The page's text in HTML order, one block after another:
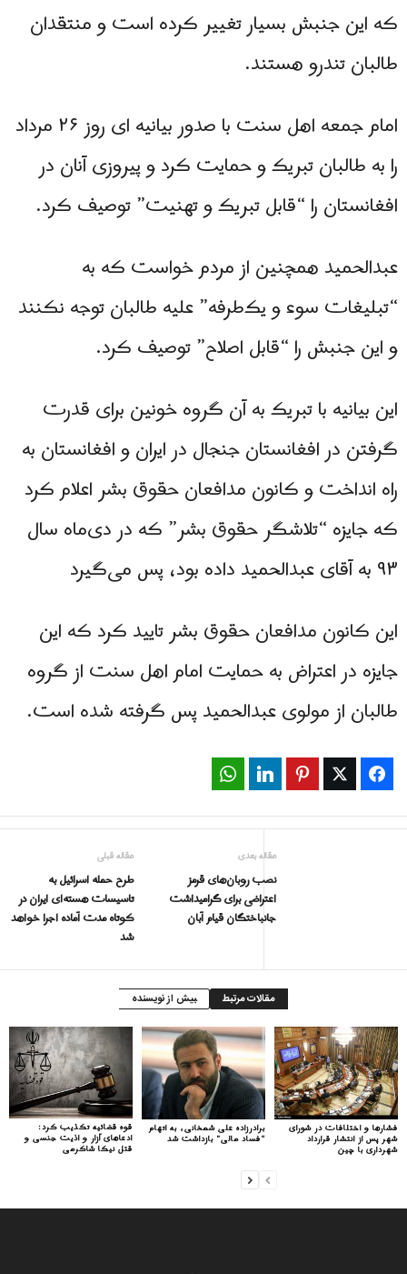
که این جنبش بسیار تغییر کرده است و منتقدان
طالبان تندرو هستند.
امام جمعه اهل سنت با صدور بیانیه ای روز ۲۶ مرداد
را به طالبان تبریک و حمایت کرد و پیروزی آنان در
افغانستان را “قابل تبریک و تهنیت” توصیف کرد.
عبدالحمید همچنین از مردم خواست که به
“تبلیغات سوء و یک‌طرفه” علیه طالبان توجه نکنند
و این جنبش را “قابل اصلاح” توصیف کرد.
این بیانیه با تبریک به آن گروه خونین برای قدرت
گرفتن در افغانستان جنجال در ایران و افغانستان به
راه انداخت و کانون مدافعان حقوق بشر اعلام کرد
که جایزه “تلاشگر حقوق بشر” که در دی‌ماه سال
۹۳ به آقای عبدالحمید داده بود، پس می‌گیرد
این کانون مدافعان حقوق بشر تایید کرد که این
جایزه در اعتراض به حمایت امام اهل سنت از گروه
طالبان از مولوی عبدالحمید پس گرفته شده است.
Facebook
Twitter
Pinterest
LinkedIn
مقاله قبلی
طرح حمله اسرائیل به
تاسیسات هسته‌ای ایران در
کوتاه مدت آماده اجرا خواهد
شد
مقاله بعدی
نصب روبان‌های قرمز
اعتراضی برای گرامیداشت
جانباختگان قیام آبان
مقالات مرتبط بیش از نویسنده
قوه قضائیه تکذیب کرد:
ادعاهای آزار و اذیت جنسی و
قتل نیکا شاکرمی
برادرزاده علی شمخانی، به اتهام
“فساد مالی” بازداشت شد
فشارها و اختلافات در شورای
شهر پس از انتشار قرارداد
شهرداری با چین